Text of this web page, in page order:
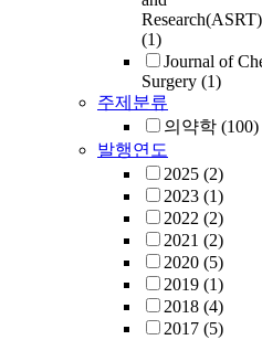
Research(ASRT)
(1)
Journal of
Surgery (1)
주제분류
의약학 (100)
발행연도
2025 (2)
2023 (1)
2022 (2)
2021 (2)
2020 (5)
2019 (1)
2018 (4)
2017 (5)